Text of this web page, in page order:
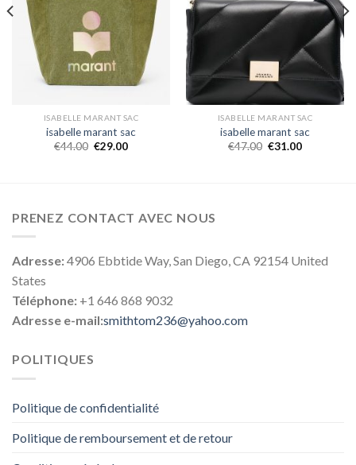
ISABELLE MARANT SAC
isabelle marant sac
€44.00 €29.00
ISABELLE MARANT SAC
isabelle marant sac
€47.00 €31.00
PRENEZ CONTACT AVEC NOUS
Adresse:4906 Ebbtide Way, San Diego, CA 92154 United
States
Téléphone: +1 646 868 9032
Adresse e-mail:smithtom236@yahoo.com
POLITIQUES
Politique de confidentialité
Politique de remboursement et de retour